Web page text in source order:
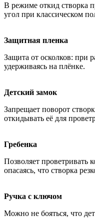
В режиме откид створка
угол при классическом
Защитная пленка
Защита от осколков: при
удерживаясь на плёнке.
Детский замок
Запрещает поворот
откидывать её для
Гребенка
Позволяет проветривать
опасаясь, что створка
Ручка с ключом
Можно не бояться, что